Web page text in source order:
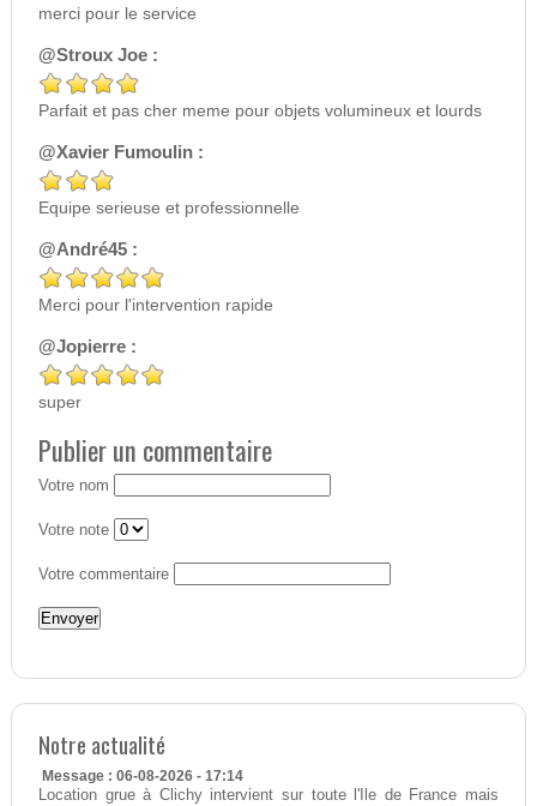
merci pour le service
@Stroux Joe :
Parfait et pas cher meme pour objets volumineux et lourds
@Xavier Fumoulin :
Equipe serieuse et professionnelle
@André45 :
Merci pour l'intervention rapide
@Jopierre :
super
Publier un commentaire
Votre nom
Votre note
Votre commentaire
Notre actualité
Message : 06-08-2026 - 17:14
Location grue à Clichy intervient sur toute l'Ile de France mais